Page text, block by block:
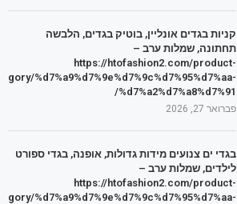
קניות בגדים אונליין, בוטיק בגדים, הלבשה
תחתונה, שמלות ערב –
https://htofashion2.com/product-
%d7%a9%d7%9e%d7%9c%d7%95%d7%aa-
%d7%a2%d7%a8%d7%91/
פברואר 27, 2026
בגדי ים צנועים מידות גדולות, אופנה, בגדי ספורט
לילדים, שמלות ערב –
https://htofashion2.com/product-
%d7%a9%d7%9e%d7%9c%d7%95%d7%aa-